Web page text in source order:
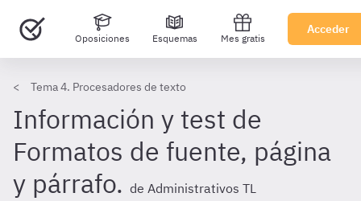
Oposiciones Esquemas Mes gratis
Acceder
Tema 4. Procesadores de texto
Información y test de
Formatos de fuente, página
y párrafo. de Administrativos TL